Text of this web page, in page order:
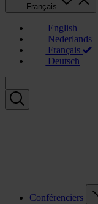
Français
English
Nederlands
Français
Deutsch
Conférenciers